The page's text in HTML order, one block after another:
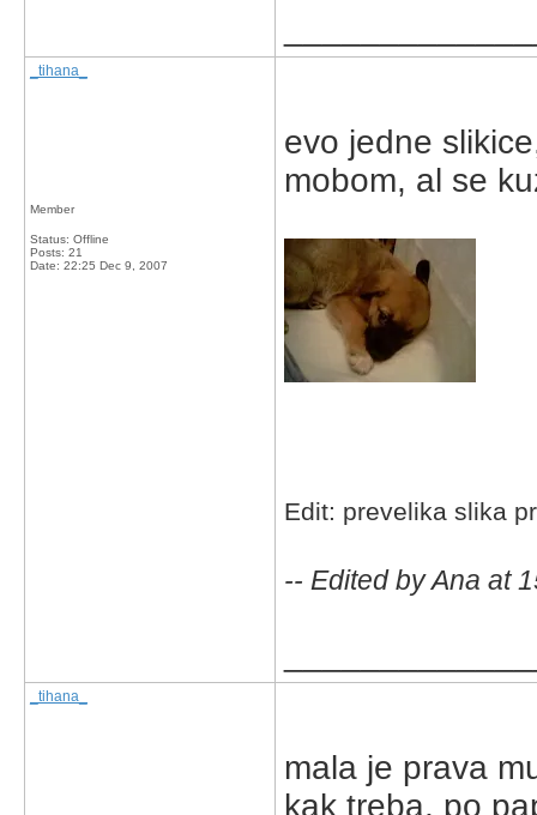
_tihana_
Member
Status: Offline
Posts: 21
Date: 22:25 Dec 9, 2007
evo jedne
mobom, al se
Edit: prevelika slika
-- Edited by Ana at
_tihana_
mala je prava
kak treba, po